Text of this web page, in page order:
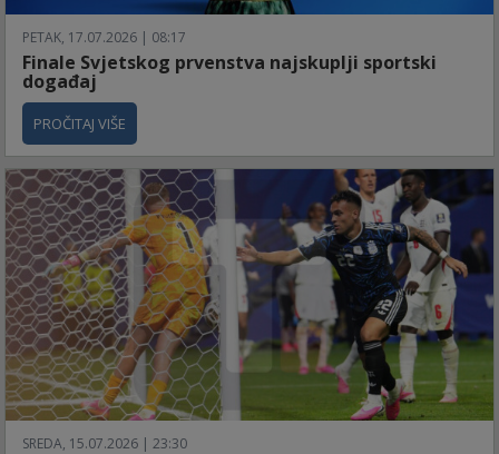
PETAK, 17.07.2026 | 08:17
Finale Svjetskog prvenstva najskuplji sportski
događaj
PROČITAJ VIŠE
SREDA, 15.07.2026 | 23:30